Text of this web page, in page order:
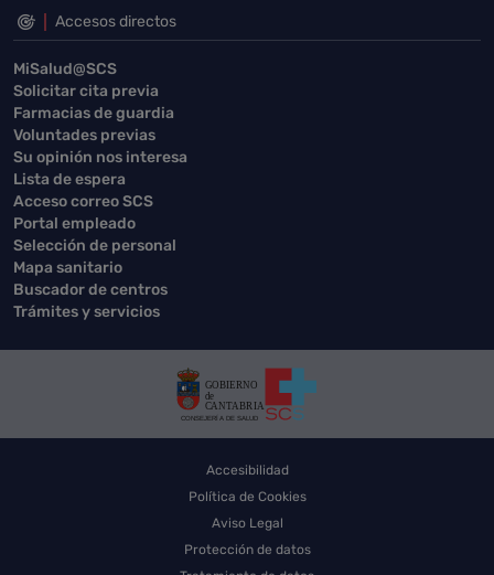
Accesos directos
MiSalud@SCS
Solicitar cita previa
Farmacias de guardia
Voluntades previas
Su opinión nos interesa
Lista de espera
Acceso correo SCS
Portal empleado
Selección de personal
Mapa sanitario
Buscador de centros
Trámites y servicios
Accesibilidad
Política de Cookies
Aviso Legal
Protección de datos